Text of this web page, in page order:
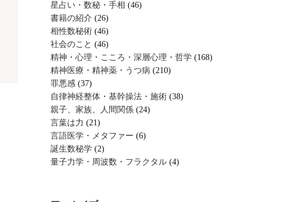
星占い・数秘・手相 (46)
書籍の紹介 (26)
相性数秘術 (46)
社会のこと (46)
精神・心理・こころ・深層心理・哲学 (168)
精神医療・精神薬・うつ病 (210)
罪悪感 (37)
自律神経整体・基幹操法・施術 (38)
親子、家族、人間関係 (24)
言葉は力 (21)
言語医学・メタファー (6)
誕生数秘学 (2)
量子力学・周波数・フラクタル (4)